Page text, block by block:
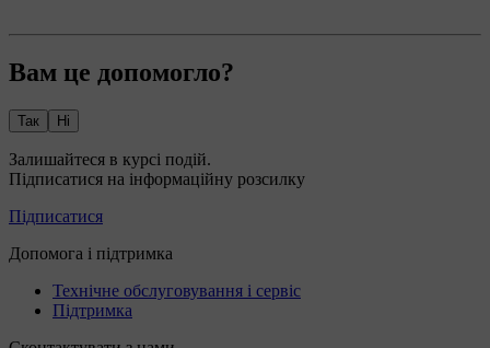
Вам це допомогло?
Так Ні